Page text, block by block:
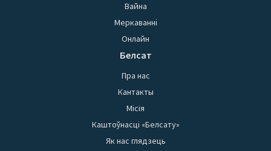
Вайна
Меркаванні
Онлайн
Белсат
Пра нас
Кантакты
Місія
Каштоўнасці «Белсату»
Як нас глядзець